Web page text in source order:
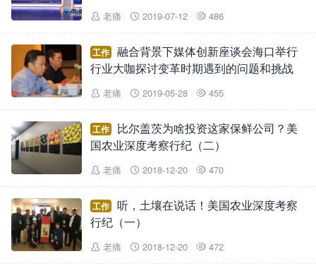
 老痛  2019-07-12  486
工作
融合背景下媒体创新座谈会海口举行
行业大咖探讨变革时期遇到的问题和挑战
 老痛  2019-05-28  455
工作
比尔盖茨为啥投资这家保鲜公司？美
国农业深度考察行纪（二）
 老痛  2018-12-20  470
工作
听，土壤在说话！美国农业深度考察
行纪（一）
 老痛  2018-12-20  472